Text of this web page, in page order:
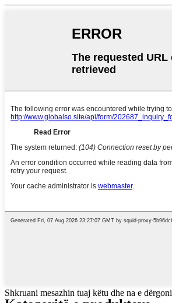
Shkruani mesazhin tuaj këtu dhe na e dërgoni